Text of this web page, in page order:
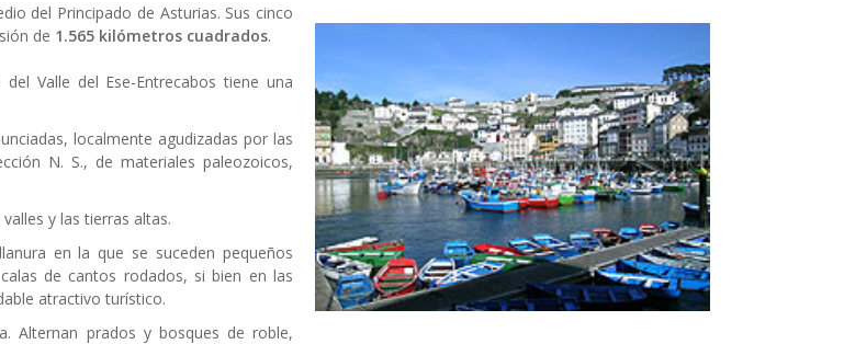
del Principado de Asturias. Sus cinco
de 1.565 kilómetros cuadrados.
Valle del Ese-Entrecabos tiene una
localmente agudizadas por las
N. S., de materiales paleozoicos,
y las tierras altas.
en la que se suceden pequeños
de cantos rodados, si bien en las
atractivo turístico.
Alternan prados y bosques de roble,